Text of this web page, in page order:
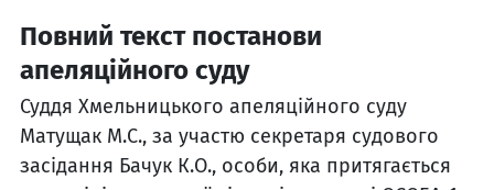
Повний текст постанови
апеляційного суду
Суддя Хмельницького апеляційного суду
Матущак М.С., за участю секретаря судового
засідання Бачук К.О., особи, яка притягається